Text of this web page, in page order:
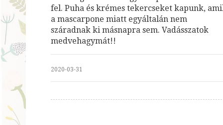
fel. Puha és krémes tekercseket kapunk,
a mascarpone miatt egyáltalán nem
száradnak ki másnapra sem. Vadásszatok
medvehagymát!!
2020-03-31